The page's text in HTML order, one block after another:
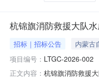
杭锦旗消防救援大队
招标｜招标公告 内蒙古
项目编号： LTGC-2026-002
正文内容： 杭锦旗消防救援